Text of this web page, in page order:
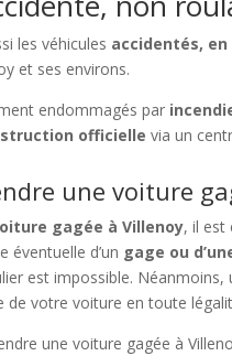
les véhicules accidentés,
et ses environs.
endommagés par
officielle via un
une voiture
gagée à Villenoy, il est
éventuelle d’un gage ou
est impossible. Néanmoins,
de votre voiture en toute
une voiture gagée à